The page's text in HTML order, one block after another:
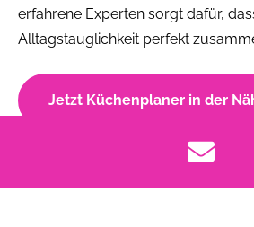
erfahrene Experten sorgt dafür,
Alltagstauglichkeit perfekt
Jetzt Küchenplaner in der